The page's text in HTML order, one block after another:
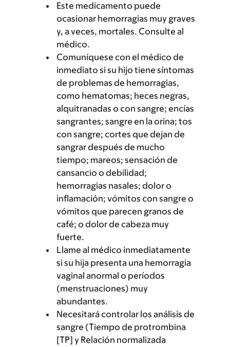
Este medicamento puede
ocasionar hemorragias muy graves
y, a veces, mortales. Consulte al
médico.
Comuníquese con el médico de
inmediato si su hijo tiene síntomas
de problemas de hemorragias,
como hematomas; heces negras,
alquitranadas o con sangre; encías
sangrantes; sangre en la orina; tos
con sangre; cortes que dejan de
sangrar después de mucho
tiempo; mareos; sensación de
cansancio o debilidad;
hemorragias nasales; dolor o
inflamación; vómitos con sangre o
vómitos que parecen granos de
café; o dolor de cabeza muy
fuerte.
Llame al médico inmediatamente
si su hija presenta una hemorragia
vaginal anormal o períodos
(menstruaciones) muy
abundantes.
Necesitará controlar los análisis de
sangre (Tiempo de protrombina
[TP] y Relación normalizada